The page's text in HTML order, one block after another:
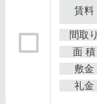
賃料
間取り
面 積
敷金
礼金